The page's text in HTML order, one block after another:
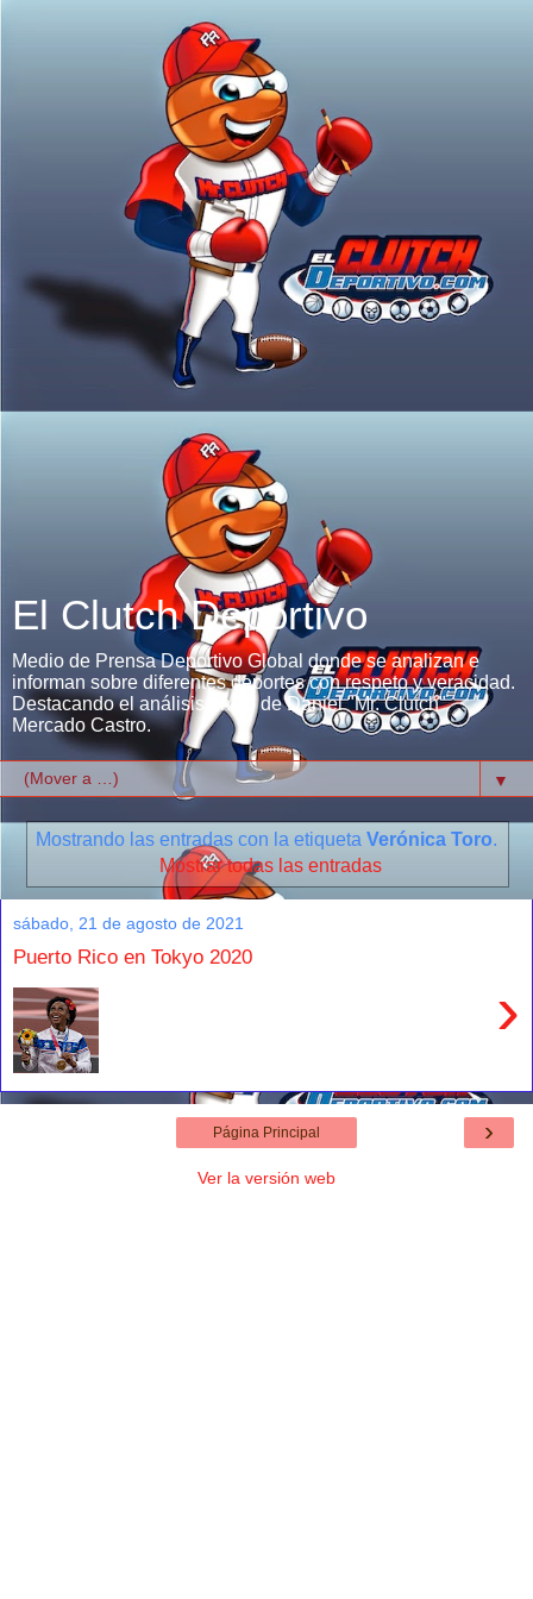
El Clutch Deportivo
Medio de Prensa Deportivo Global donde se analizan e
informan sobre diferentes deportes con respeto y veracidad.
Destacando el análisis único de Daniel "Mr. Clutch"
Mercado Castro.
▼
Mostrando las entradas con la etiqueta Verónica Toro.
Mostrar todas las entradas
sábado, 21 de agosto de 2021
Puerto Rico en Tokyo 2020
›
›
Página Principal
Ver la versión web